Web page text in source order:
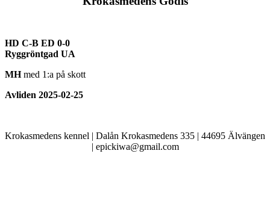
HD C-B ED 0-0
Ryggröntgad UA
MHmed 1:a på skott
Avliden 2025-02-25
Krokasmedens kennel | Dalån Krokasmedens 335 | 44695 Älvängen
| epickiwa@gmail.com